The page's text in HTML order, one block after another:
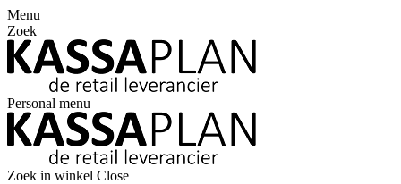
Menu
Zoek
Personal menu
Zoek in winkel Close